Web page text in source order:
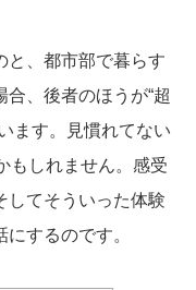
と、都市部で暮らす
、後者のほうが“超
ます。見慣れてない
もしれません。感受
してそういった体験
するのです。